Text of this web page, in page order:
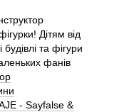
Дітям від
та фігури
фанів
- Sayfalse &